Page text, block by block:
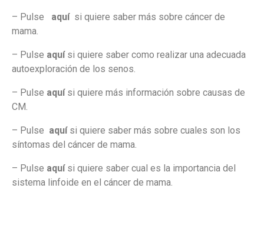
– Pulse aquísi quiere saber más sobre cáncer de
mama.
– Pulse aquísi quiere saber como realizar una adecuada
autoexploración de los senos.
– Pulse aquísi quiere más información sobre causas de
CM.
– Pulse aquí si quiere saber más sobre cuales son los
síntomas del cáncer de mama.
– Pulse aquísi quiere saber cual es la importancia del
sistema linfoide en el cáncer de mama.